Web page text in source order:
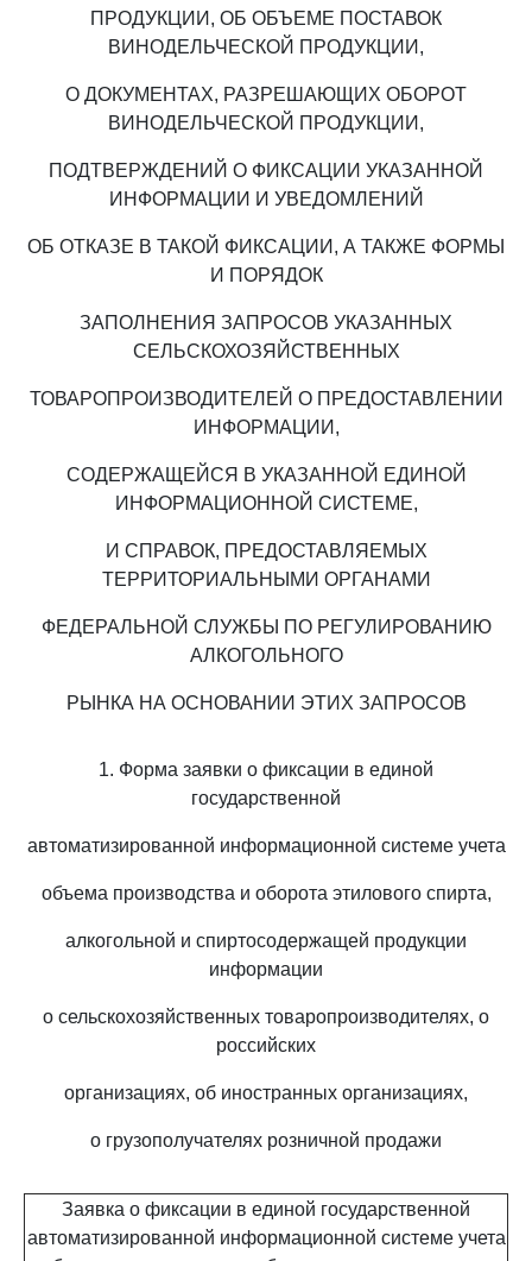
ПРОДУКЦИИ, ОБ ОБЪЕМЕ ПОСТАВОК
ВИНОДЕЛЬЧЕСКОЙ ПРОДУКЦИИ,
О ДОКУМЕНТАХ, РАЗРЕШАЮЩИХ ОБОРОТ
ВИНОДЕЛЬЧЕСКОЙ ПРОДУКЦИИ,
ПОДТВЕРЖДЕНИЙ О ФИКСАЦИИ УКАЗАННОЙ
ИНФОРМАЦИИ И УВЕДОМЛЕНИЙ
ОБ ОТКАЗЕ В ТАКОЙ ФИКСАЦИИ, А ТАКЖЕ ФОРМЫ
И ПОРЯДОК
ЗАПОЛНЕНИЯ ЗАПРОСОВ УКАЗАННЫХ
СЕЛЬСКОХОЗЯЙСТВЕННЫХ
ТОВАРОПРОИЗВОДИТЕЛЕЙ О ПРЕДОСТАВЛЕНИИ
ИНФОРМАЦИИ,
СОДЕРЖАЩЕЙСЯ В УКАЗАННОЙ ЕДИНОЙ
ИНФОРМАЦИОННОЙ СИСТЕМЕ,
И СПРАВОК, ПРЕДОСТАВЛЯЕМЫХ
ТЕРРИТОРИАЛЬНЫМИ ОРГАНАМИ
ФЕДЕРАЛЬНОЙ СЛУЖБЫ ПО РЕГУЛИРОВАНИЮ
АЛКОГОЛЬНОГО
РЫНКА НА ОСНОВАНИИ ЭТИХ ЗАПРОСОВ
1. Форма заявки о фиксации в единой
государственной
автоматизированной информационной системе учета
объема производства и оборота этилового спирта,
алкогольной и спиртосодержащей продукции
информации
о сельскохозяйственных товаропроизводителях, о
российских
организациях, об иностранных организациях,
о грузополучателях розничной продажи
Заявка о фиксации в единой государственной
автоматизированной информационной системе учета